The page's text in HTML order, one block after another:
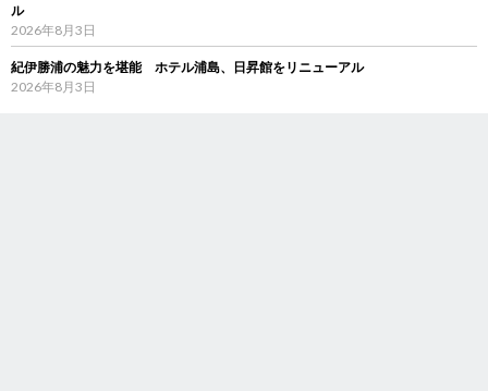
ル
2026年8月3日
紀伊勝浦の魅力を堪能 ホテル浦島、日昇館をリニューアル
2026年8月3日